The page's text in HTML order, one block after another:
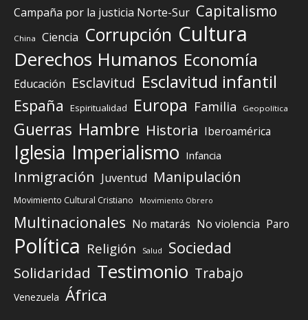
Campaña por la justicia Norte-Sur Capitalismo
China Ciencia Corrupción Cultura
Derechos Humanos Economía
Educación Esclavitud Esclavitud infantil
España Espiritualidad Europa Familia Geopolítica
Guerras Hambre Historia Iberoamérica
Iglesia Imperialismo Infancia
Inmigración Juventud Manipulación
Movimiento Cultural Cristiano Movimiento Obrero
Multinacionales No matarás No violencia Paro
Política Religión Salud Sociedad
Solidaridad Testimonio Trabajo
Venezuela África